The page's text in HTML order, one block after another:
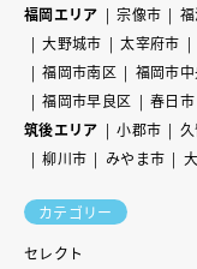
福岡エリア
宗像市
大野城市
太宰府市
福岡市南区
福岡市中
福岡市早良区
春日市
筑後エリア
小郡市
柳川市
みやま市
カテゴリー
セレクト